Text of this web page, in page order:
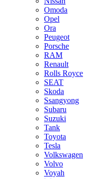
Omoda
Opel
Ora
Peugeot
Porsche
RAM
Renault
Rolls Royce
SEAT
Skoda
Ssangyong
Subaru
Suzuki
Tank
Toyota
Tesla
Volkswagen
Volvo
Voyah